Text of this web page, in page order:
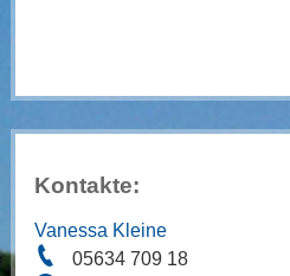
Kontakte:
Vanessa Kleine
05634 709 18